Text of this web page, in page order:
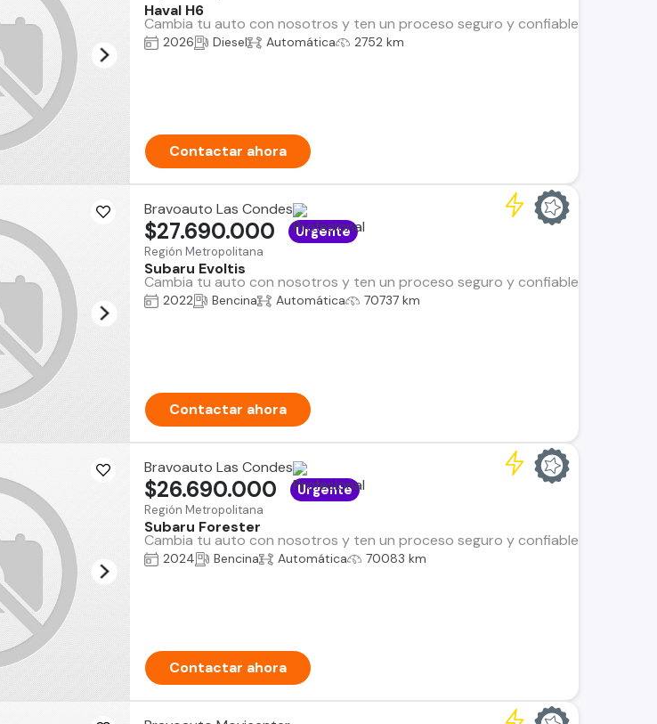
Haval H6
Cambia tu auto con nosotros y ten un proceso seguro y confiable. Encuentra
2026 Diesel Automática 2752 km
Contactar ahora
Bravoauto Las Condes
Región Metropolitana
Subaru Evoltis
Cambia tu auto con nosotros y ten un proceso seguro y confiable. Encuentra
$27.690.000 Urgente
2022 Bencina Automática 70737 km
Contactar ahora
Bravoauto Las Condes
Región Metropolitana
Subaru Forester
Cambia tu auto con nosotros y ten un proceso seguro y confiable. Encuentra
$26.690.000 Urgente
2024 Bencina Automática 70083 km
Contactar ahora